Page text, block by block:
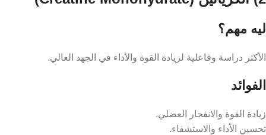
ليه مهم؟
الأكثر دراسة وفاعلية لزيادة القوة والأداء في الجهد العالي.
الفوائد
زيادة القوة والانفجار العضلي.
تحسين الأداء والاستشفاء.